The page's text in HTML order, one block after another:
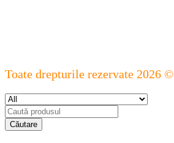
Toate drepturile rezervate 2026 ©
Căutare